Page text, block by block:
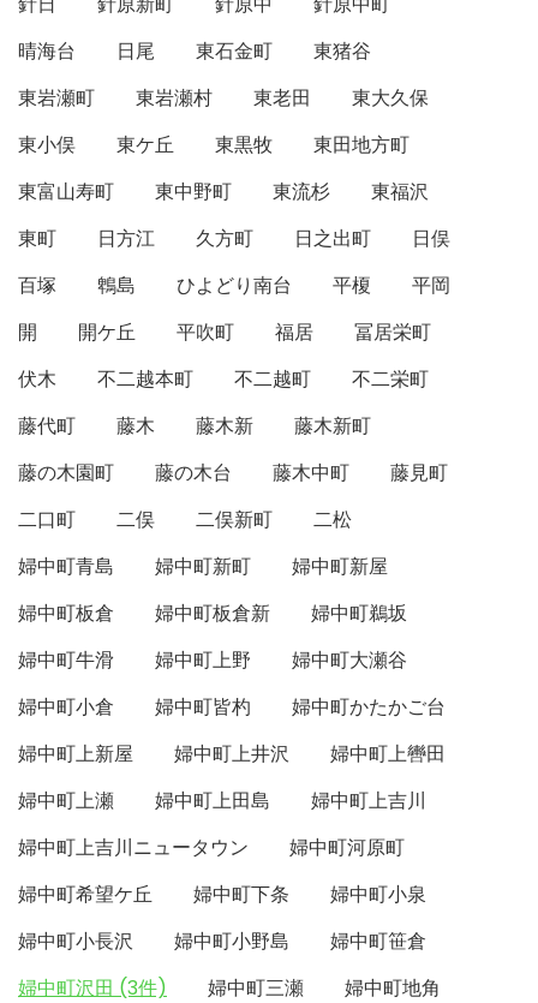
晴海台
日尾 東石金町
東猪谷
東岩瀬町
東岩瀬村 東老田
東大久保
東小俣
東ケ丘 東黒牧
東田地方町
東富山寿町
東中野町 東流杉
東福沢
東町
日方江 久方町 日之出町
日俣
百塚
鵯島 ひよどり南台 平榎
平岡
開
開ケ丘 平吹町 福居
冨居栄町
伏木
不二越本町 不二越町
不二栄町
藤代町
藤木 藤木新
藤木新町
藤の木園町
藤の木台 藤木中町
藤見町
二口町
二俣 二俣新町
二松
婦中町青島
婦中町新町
婦中町新屋
婦中町板倉
婦中町板倉新
婦中町鵜坂
婦中町牛滑
婦中町上野
婦中町大瀬谷
婦中町小倉
婦中町皆杓
婦中町かたかご台
婦中町上新屋
婦中町上井沢
婦中町上轡田
婦中町上瀬
婦中町上田島
婦中町上吉川
婦中町上吉川ニュータウン
婦中町河原町
婦中町希望ケ丘
婦中町下条
婦中町小泉
婦中町小長沢
婦中町小野島
婦中町笹倉
婦中町沢田 (3件)
婦中町三瀬
婦中町地角